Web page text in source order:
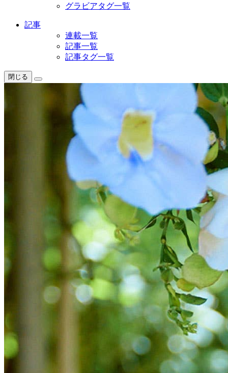
グラビアタグ一覧
記事
連載一覧
記事一覧
記事タグ一覧
閉じる